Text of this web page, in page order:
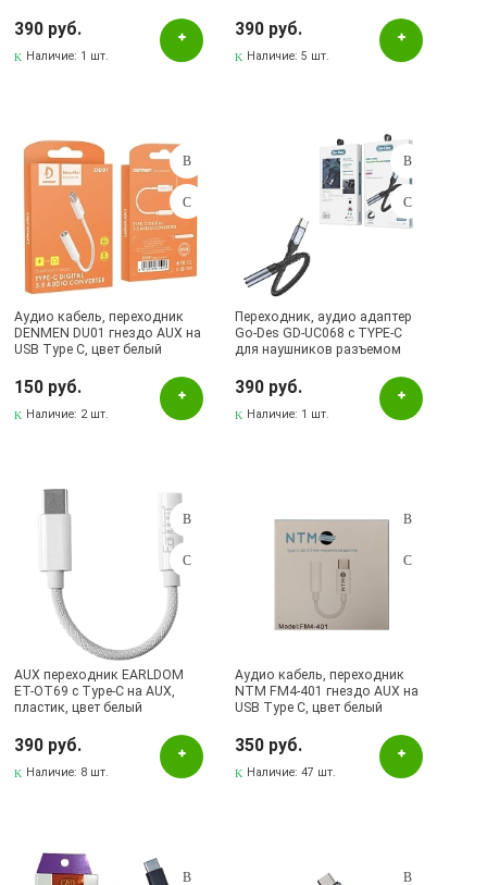
390 руб.
Наличие: 1 шт.
серебристый
390 руб.
Наличие:5 шт.
Аудио кабель, переходник
DENMEN DU01 гнездо AUX на
USB Type C, цвет белый
150 руб.
Наличие: 2 шт.
Переходник, аудио адаптер
Go-Des GD-UC068 c TYPE-C
для наушников разъемом
черный
390 руб.
Наличие: 1 шт.
AUX переходник EARLDOM
ET-OT69 c Type-C на AUX,
пластик, цвет белый
390 руб.
Наличие: 8 шт.
Аудио кабель, переходник
NTM FM4-401 гнездо AUX на
USB Type C, цвет белый
350 руб.
Наличие:47 шт.